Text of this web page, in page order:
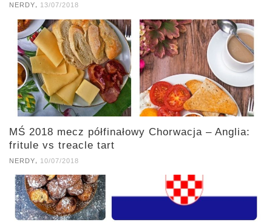
NERDY, 13/07/2018
MŚ 2018 mecz półfinałowy Chorwacja – Anglia:
fritule vs treacle tart
NERDY 10/07/2018